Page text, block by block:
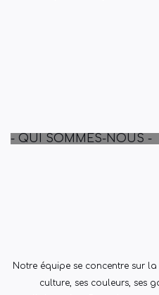
- QUI SOMMES-NOUS -
Notre équipe se concentre sur
culture, ses couleurs, ses